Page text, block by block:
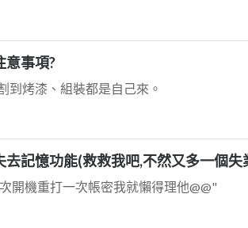
意事項?
到烤漆、組裝都是自己來。
記憶功能(救救我吧,不然又多一個
開機重打一次帳密我就懶得理他@@"